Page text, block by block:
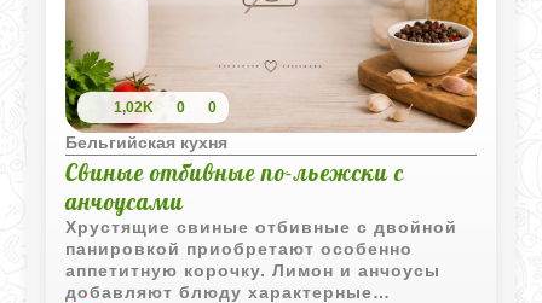
1,02K 0 0
Бельгийская кухня
Свиные отбивные по-льежски с
анчоусами
Хрустящие свиные отбивные с двойной
панировкой приобретают особенно
аппетитную корочку. Лимон и анчоусы
добавляют блюду характерные